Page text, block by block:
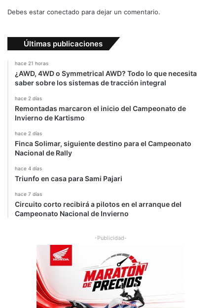
c
N
i
c
Debes estar conectado para dejar un comentario.
Últimas publicaciones
hace 21 horas
¿AWD, 4WD o Symmetrical AWD? Todo lo que necesita
saber sobre los sistemas de tracción integral
hace 2 días
Remontadas marcaron el inicio del Campeonato de
Invierno de Kartismo
hace 2 días
Finca Solimar, siguiente destino para el Campeonato
Nacional de Rally
hace 4 días
Triunfo en casa para Sami Pajari
hace 7 días
Circuito corto recibirá a pilotos en el arranque del
Campeonato Nacional de Invierno
-Publicidad-